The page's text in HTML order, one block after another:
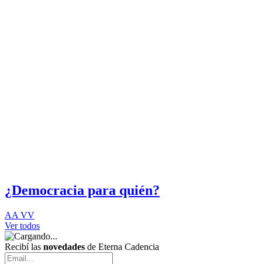
¿Democracia para quién?
AA VV
Ver todos
Recibí las novedades de Eterna Cadencia